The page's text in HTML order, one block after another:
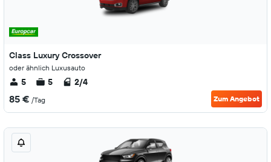
Class Luxury Crossover
oder ähnlich Luxusauto
5 5 2/4
85 € /Tag Zum Angebot